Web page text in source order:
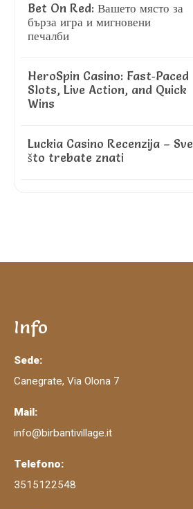
Bet On Red: Вашето място за
бърза игра и мигновени
печалби
HeroSpin Casino: Fast‑Paced
Slots, Live Action, and Quick
Wins
Luckia Casino Recenzija – Sve
što trebate znati
Info
Sede:
Canegrate, Via Olona 7
Mail:
info@birbantivillage.it
Telefono:
3515122548